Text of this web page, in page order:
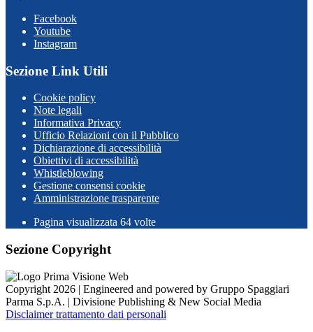
Facebook
Youtube
Instagram
Sezione Link Utili
Cookie policy
Note legali
Informativa Privacy
Ufficio Relazioni con il Pubblico
Dichiarazione di accessibilità
Obiettivi di accessibilità
Whistleblowing
Gestione consensi cookie
Amministrazione trasparente
Pagina visualizzata 64 volte
Sezione Copyright
Copyright 2026 | Engineered and powered by Gruppo Spaggiari
Parma S.p.A. | Divisione Publishing & New Social Media
Disclaimer trattamento dati personali